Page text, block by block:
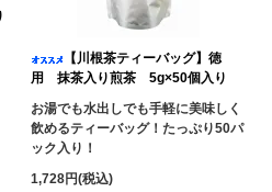
【川根茶ティーバッグ】徳
用 抹茶入り煎茶 5g×50個入り
お湯でも水出しでも手軽に美味しく
飲めるティーバッグ！たっぷり50パ
ック入り！
1,728円(税込)